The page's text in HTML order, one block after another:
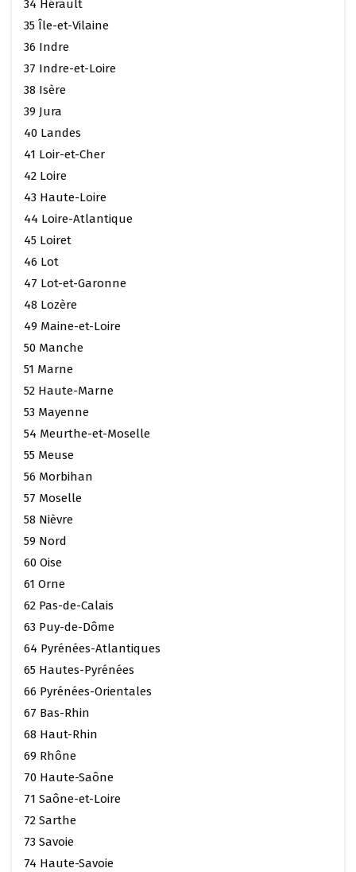
34 Hérault
35 Île-et-Vilaine
36 Indre
37 Indre-et-Loire
38 Isère
39 Jura
40 Landes
41 Loir-et-Cher
42 Loire
43 Haute-Loire
44 Loire-Atlantique
45 Loiret
46 Lot
47 Lot-et-Garonne
48 Lozère
49 Maine-et-Loire
50 Manche
51 Marne
52 Haute-Marne
53 Mayenne
54 Meurthe-et-Moselle
55 Meuse
56 Morbihan
57 Moselle
58 Nièvre
59 Nord
60 Oise
61 Orne
62 Pas-de-Calais
63 Puy-de-Dôme
64 Pyrénées-Atlantiques
65 Hautes-Pyrénées
66 Pyrénées-Orientales
67 Bas-Rhin
68 Haut-Rhin
69 Rhône
70 Haute-Saône
71 Saône-et-Loire
72 Sarthe
73 Savoie
74 Haute-Savoie